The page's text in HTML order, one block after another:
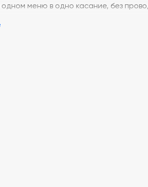
одном меню в одно касание, без